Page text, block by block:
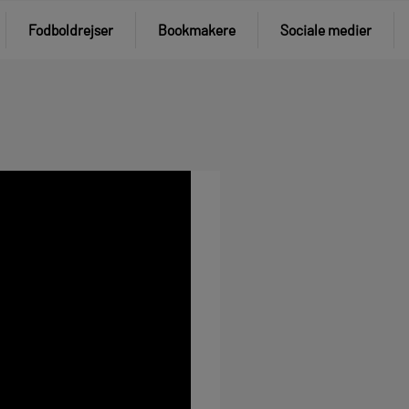
Fodboldrejser Bookmakere Sociale medier